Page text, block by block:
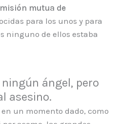
mutua de
para los unos y para
ninguno de ellos estaba
ángel, pero
asesino.
en un momento dado, como